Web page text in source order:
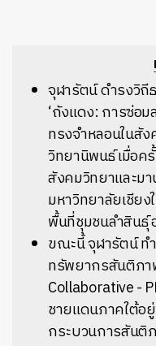
จุฬารัตน์ ดำรงวิถี
‘ถังแดง: การซ่อ
ทรงจำหลอนในสั
วิทยานิพนธ์ เมื่อ
สังคมวิทยาและ
มหาวิทยาลัยเชียง
พื้นที่ชุมชนลำสินธุ์
ขณะนี้ จุฬารัตน์ ท
ทรัพยากรสันติภา
Collaborative -
ชายแดนภาคใต้อ
กระบวนการสันติ